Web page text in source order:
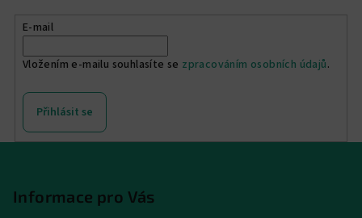
p
y
E-mail
Vložením e-mailu souhlasíte se zpracováním osobních údajů.
Přihlásit se
Informace pro Vás